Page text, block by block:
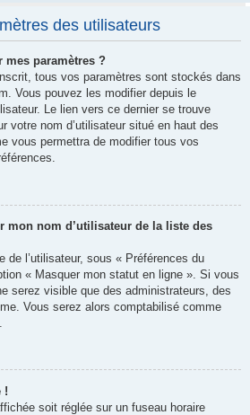
des utilisateurs
mes paramètres ?
tous vos paramètres sont stockés dans
Vous pouvez les modifier depuis le
Le lien vers ce dernier se trouve
votre nom d’utilisateur situé en haut des
vous permettra de modifier tous vos
mon nom d’utilisateur de la liste des
de l’utilisateur, sous « Préférences du
« Masquer mon statut en ligne ». Si vous
serez visible que des administrateurs, des
Vous serez alors comptabilisé comme
!
soit réglée sur un fuseau horaire